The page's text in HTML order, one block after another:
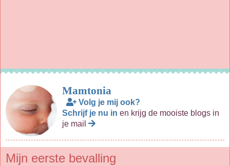
Mamtonia
Volg je mij ook?
Schrijf je nu in en krijg de mooiste blogs in
je mail
Mijn eerste bevalling